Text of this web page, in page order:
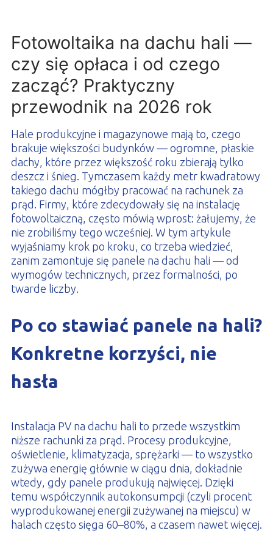
Fotowoltaika na dachu hali —
czy się opłaca i od czego
zacząć? Praktyczny
przewodnik na 2026 rok
Hale produkcyjne i magazynowe mają to, czego
brakuje większości budynków — ogromne, płaskie
dachy, które przez większość roku zbierają tylko
deszcz i śnieg. Tymczasem każdy metr kwadratowy
takiego dachu mógłby pracować na rachunek za
prąd. Firmy, które zdecydowały się na instalację
fotowoltaiczną, często mówią wprost: żałujemy, że
nie zrobiliśmy tego wcześniej. W tym artykule
wyjaśniamy krok po kroku, co trzeba wiedzieć,
zanim zamontuje się panele na dachu hali — od
wymogów technicznych, przez formalności, po
twarde liczby.
Po co stawiać panele na hali?
Konkretne korzyści, nie
hasła
Instalacja PV na dachu hali to przede wszystkim
niższe rachunki za prąd. Procesy produkcyjne,
oświetlenie, klimatyzacja, sprężarki — to wszystko
zużywa energię głównie w ciągu dnia, dokładnie
wtedy, gdy panele produkują najwięcej. Dzięki
temu współczynnik autokonsumpcji (czyli procent
wyprodukowanej energii zużywanej na miejscu) w
halach często sięga 60–80%, a czasem nawet więcej.